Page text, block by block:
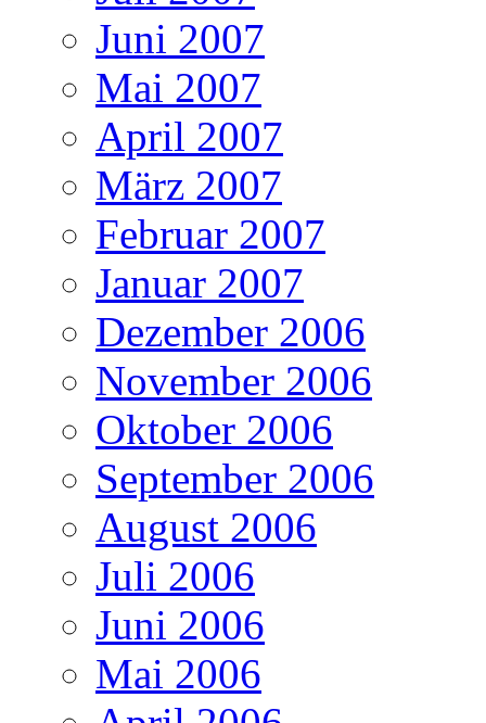
Juni 2007
Mai 2007
April 2007
März 2007
Februar 2007
Januar 2007
Dezember 2006
November 2006
Oktober 2006
September 2006
August 2006
Juli 2006
Juni 2006
Mai 2006